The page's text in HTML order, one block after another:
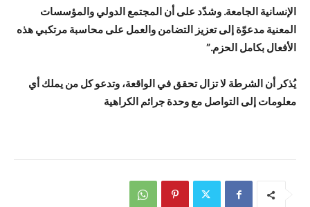
الإنسانية الجامعة. وشدّد على أن المجتمع الدولي والمؤسسات
المعنية مدعوّة إلى تعزيز التضامن والعمل على محاسبة مرتكبي هذه
الأفعال بكامل الحزم.”
يُذكر أن الشرطة لا تزال تحقق في الواقعة، وتدعو كل من يملك أي
معلومات إلى التواصل مع وحدة جرائم الكراهية